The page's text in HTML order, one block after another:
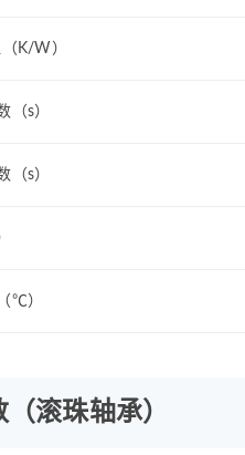
K/W）
（s）
（s）
℃）
滚珠轴承）